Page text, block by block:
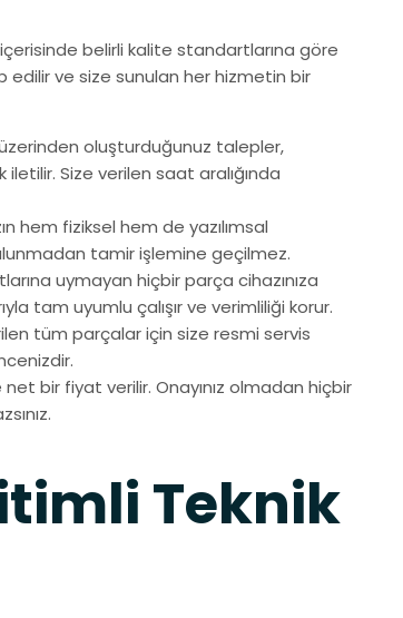
belirli kalite standartlarına göre
edilir ve size sunulan her hizmetin bir
oluşturduğunuz talepler,
Size verilen saat aralığında
hem fiziksel hem de yazılımsal
tamir işlemine geçilmez.
uymayan hiçbir parça cihazınıza
tam uyumlu çalışır ve verimliliği korur.
tüm parçalar için size resmi servis
net bir fiyat verilir. Onayınız olmadan hiçbir
Teknik